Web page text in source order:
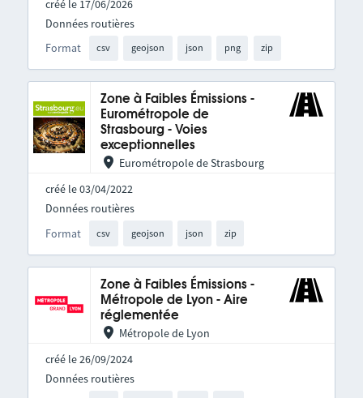
créé le 17/06/2026
Format csv geojson json png zip
Données routières
Zone à Faibles Émissions -
Eurométropole de
Strasbourg - Voies
exceptionnelles
Eurométropole de Strasbourg
créé le 03/04/2022
Format csv geojson json zip
Données routières
Zone à Faibles Émissions -
Métropole de Lyon - Aire
réglementée
Métropole de Lyon
créé le 26/09/2024
Données routières